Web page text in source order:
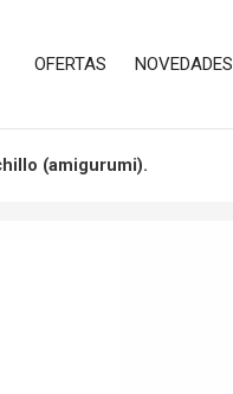
OFERTAS NOVEDADES
(amigurumi).